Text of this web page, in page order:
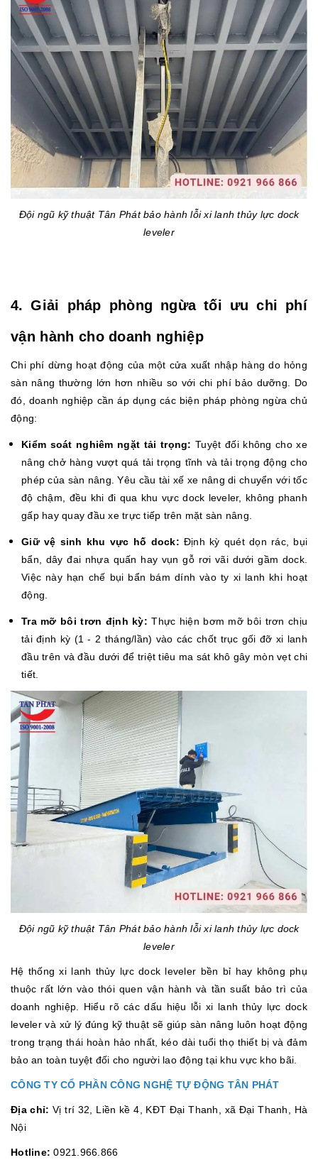
Đội ngũ kỹ thuật Tân Phát bảo hành lỗi xi lanh thủy lực dock
leveler
4. Giải pháp phòng ngừa tối ưu chi phí
vận hành cho doanh nghiệp
Chi phí dừng hoạt động của một cửa xuất nhập hàng do hỏng
sàn nâng thường lớn hơn nhiều so với chi phí bảo dưỡng. Do
đó, doanh nghiệp cần áp dụng các biện pháp phòng ngừa chủ
động:
Kiểm soát nghiêm ngặt tải trọng: Tuyệt đối không cho xe
nâng chở hàng vượt quá tải trọng tĩnh và tải trọng động cho
phép của sàn nâng. Yêu cầu tài xế xe nâng di chuyển với tốc
độ chậm, đều khi đi qua khu vực dock leveler, không phanh
gấp hay quay đầu xe trực tiếp trên mặt sàn nâng.
Giữ vệ sinh khu vực hố dock: Định kỳ quét dọn rác, bụi
bẩn, dây đai nhựa quấn hay vụn gỗ rơi vãi dưới gầm dock.
Việc này hạn chế bụi bẩn bám dính vào ty xi lanh khi hoạt
động.
Tra mỡ bôi trơn định kỳ: Thực hiện bơm mỡ bôi trơn chịu
tải định kỳ (1 - 2 tháng/lần) vào các chốt trục gối đỡ xi lanh
đầu trên và đầu dưới để triệt tiêu ma sát khô gây mòn vẹt chi
tiết.
Đội ngũ kỹ thuật Tân Phát bảo hành lỗi xi lanh thủy lực dock
leveler
Hệ thống xi lanh thủy lực dock leveler bền bỉ hay không phụ
thuộc rất lớn vào thói quen vận hành và tần suất bảo trì của
doanh nghiệp. Hiểu rõ các dấu hiệu lỗi xi lanh thủy lực dock
leveler và xử lý đúng kỹ thuật sẽ giúp sàn nâng luôn hoạt động
trong trạng thái hoàn hảo nhất, kéo dài tuổi thọ thiết bị và đảm
bảo an toàn tuyệt đối cho người lao động tại khu vực kho bãi.
CÔNG TY CỔ PHẦN CÔNG NGHỆ TỰ ĐỘNG TÂN PHÁT
Địa chỉ:Vị trí 32, Liền kề 4, KĐT Đại Thanh, xã Đại Thanh, Hà
Nội
Hotline: 0921.966.866